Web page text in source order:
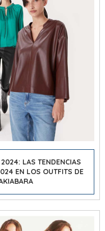
LAS TENDENCIAS
EN LOS OUTFITS DE